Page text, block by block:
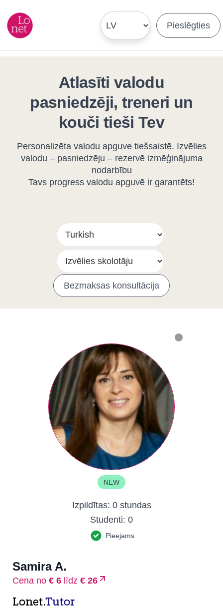
Pieslēgties
Atlasīti valodu
pasniedzēji, treneri un
kouči tieši Tev
Personalizēta valodu apguve tiešsaistē. Izvēlies
valodu – pasniedzēju – rezervē izmēģinājuma
nodarbību
Tavs progress valodu apguvē ir garantēts!
Bezmaksas konsultācija
NEW
Izpildītas: 0 stundas
Studenti: 0
Pieejams
Samira A.
Cena no € 6 līdz € 26
Lonet.Tutor